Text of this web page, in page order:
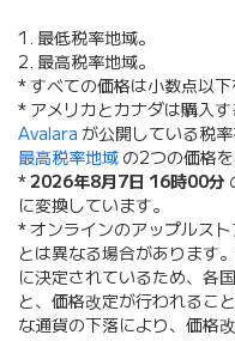
1. 最低税率地域。
2. 最高税率地域。
* すべての価格は小数点以下
* アメリカとカナダは購入
Avalara が公開している税率
最高税率地域 の2つの価格
*2026年8月7日 16時00分
に変換しています。
* オンラインのアップルスト
とは異なる場合があります
に決定されているため、各
と、価格改定が行われるこ
な通貨の下落により、価格